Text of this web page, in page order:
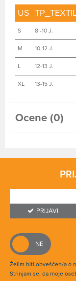
US
S 8 -10 J.
M 10-12 J.
L 12-13 J.
XL 13-15 J.
Ocene (0)
PRIJAVI
Želim biti obveščen/a o
Strinjam se, da moje